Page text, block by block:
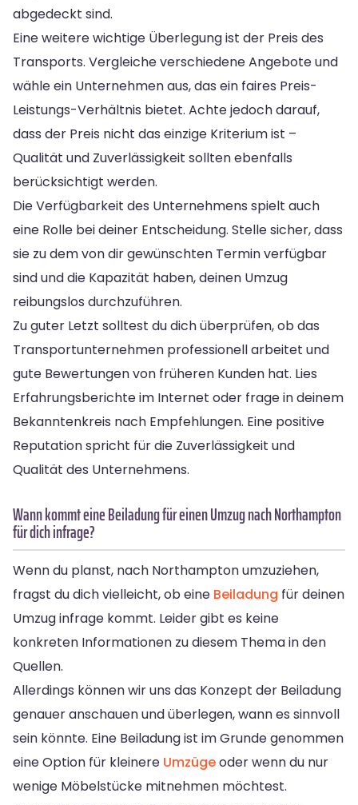
abgedeckt sind.
Eine weitere wichtige Überlegung ist der Preis des
Transports. Vergleiche verschiedene Angebote und
wähle ein Unternehmen aus, das ein faires Preis-
Leistungs-Verhältnis bietet. Achte jedoch darauf,
dass der Preis nicht das einzige Kriterium ist –
Qualität und Zuverlässigkeit sollten ebenfalls
berücksichtigt werden.
Die Verfügbarkeit des Unternehmens spielt auch
eine Rolle bei deiner Entscheidung. Stelle sicher, dass
sie zu dem von dir gewünschten Termin verfügbar
sind und die Kapazität haben, deinen Umzug
reibungslos durchzuführen.
Zu guter Letzt solltest du dich überprüfen, ob das
Transportunternehmen professionell arbeitet und
gute Bewertungen von früheren Kunden hat. Lies
Erfahrungsberichte im Internet oder frage in deinem
Bekanntenkreis nach Empfehlungen. Eine positive
Reputation spricht für die Zuverlässigkeit und
Qualität des Unternehmens.
Wann kommt eine Beiladung für einen Umzug nach Northampton
für dich infrage?
Wenn du planst, nach Northampton umzuziehen,
fragst du dich vielleicht, ob eine Beiladung für deinen
Umzug infrage kommt. Leider gibt es keine
konkreten Informationen zu diesem Thema in den
Quellen.
Allerdings können wir uns das Konzept der Beiladung
genauer anschauen und überlegen, wann es sinnvoll
sein könnte. Eine Beiladung ist im Grunde genommen
eine Option für kleinere Umzügeoder wenn du nur
wenige Möbelstücke mitnehmen möchtest.